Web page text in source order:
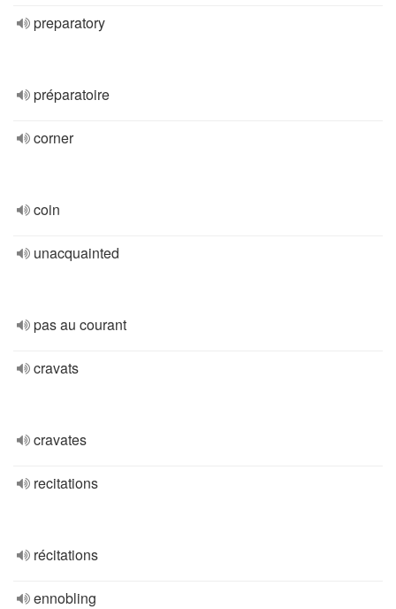
preparatory
préparatoire
corner
coin
unacquainted
pas au courant
cravats
cravates
recitations
récitations
ennobling